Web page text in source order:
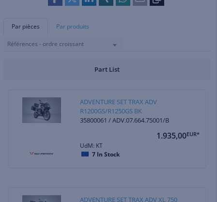
Par pièces Par produits
Références - ordre croissant
Part List
ADVENTURE SET TRAX ADV
R1200GS/R1250GS BK
35800061 / ADV.07.664.75001/B
1.935,00EUR*
UdM: KT
7 In Stock
ADVENTURE SET TRAX ADV XL 750